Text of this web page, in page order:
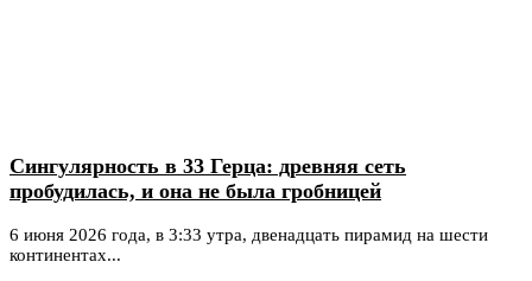
Сингулярность в 33 Герца: древняя сеть
пробудилась, и она не была гробницей
6 июня 2026 года, в 3:33 утра, двенадцать пирамид на шести
континентах...